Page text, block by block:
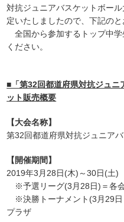
対抗ジュニアバスケットボー
定いたしましたので、下記のと
全国から参加するトップ中
ください。
■「第32回都道府県対抗ジュ
ット販売概要
【大会名称】
第32回都道府県対抗ジュニア
【開催期間】
2019年3月28日(木)～30日(土)
※予選リーグ(3月28日)＝各
※決勝トーナメント(3月29日
プラザ